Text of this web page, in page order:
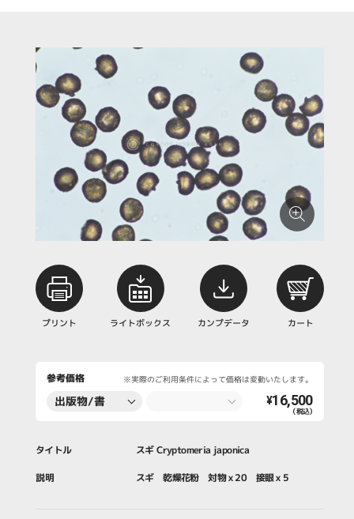
プリント ライトボックス カンプデータ カート
参考価格 ※実際のご利用条件によって価格は変動いたします。
出版物/書
¥16,500
（税込）
タイトル スギ Cryptomeria japonica
説明 スギ 乾燥花粉 対物ｘ20 接眼ｘ5